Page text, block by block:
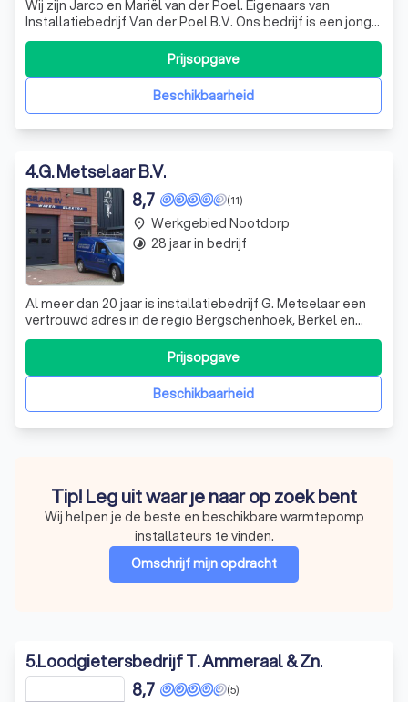
Wij zijn Jarco en Mariël van der Poel. Eigenaars van
Installatiebedrijf Van der Poel B.V. Ons bedrijf is een jong,
dynamisch en regionaal opererend installatiebedrijf dat
staat voor kwaliteit, vakmanschap en service.
Beschikbaarheid
Prijsopgave
4.G. Metselaar B.V.
(11)
8,7
Al meer dan 20 jaar is installatiebedrijf G. Metselaar een
vertrouwd adres in de regio Bergschenhoek, Berkel en
Rodenrijs, Bleiswijk, Pijnacker en Rotterdam. Onze
installateurs zijn gespecialiseerd in gas, water, centrale
verwarming, warmtepompen, badkamers, toiletruimtes,
elektra, dakwerk en zink.Beschikbaarheid
Prijsopgave
place Werkgebied Nootdorp
timelapse 28 jaar in bedrijf
Tip! Leg uit waar je naar op zoek bent
Wij helpen je de beste en beschikbare warmtepomp
installateurs te vinden.
Omschrijf mijn opdracht
5.Loodgietersbedrijf T. Ammeraal & Zn.
(5)
8,7